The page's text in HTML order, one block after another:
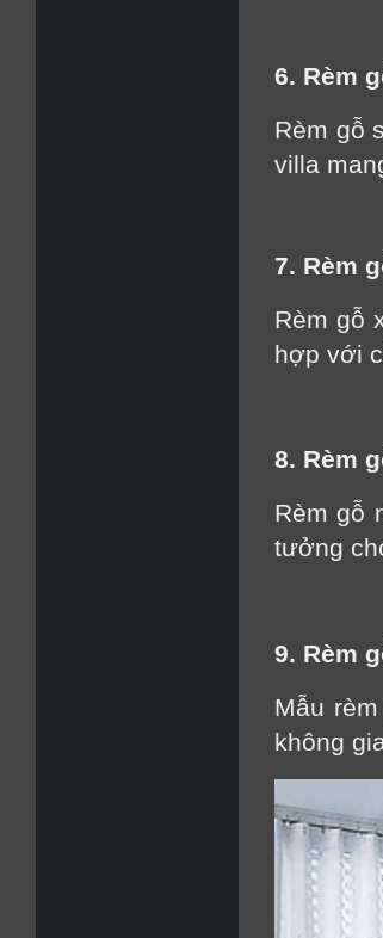
6. Rèm
Rèm gỗ
villa
7. Rèm
Rèm gỗ
hợp với
8. Rèm
Rèm gỗ
tưởng
9. Rèm
Mẫu
không